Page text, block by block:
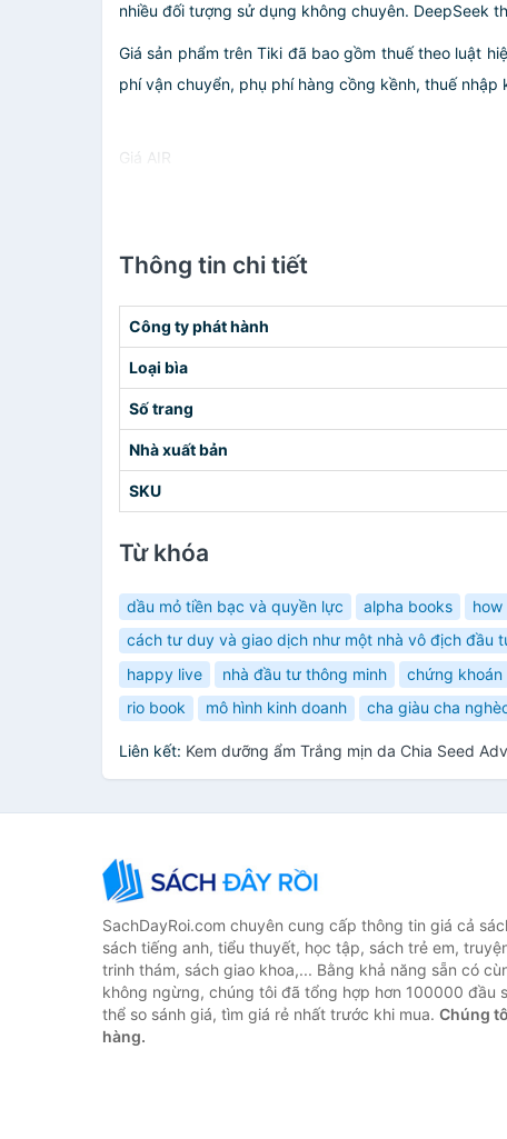
nhiều đối tượng sử dụng không chuyên. DeepSeek
Giá sản phẩm trên Tiki đã bao gồm thuế theo luật
phí vận chuyển, phụ phí hàng cồng kềnh, thuế
Giá AIR
Thông tin chi tiết
Công ty phát hành
Loại bìa
Số trang
Nhà xuất bản
SKU
Từ khóa
dầu mỏ tiền bạc và quyền lực alpha books how
cách tư duy và giao dịch như một nhà vô địch đầu
happy live
nhà đầu tư thông minh chứng khoán
rio book
mô hình kinh doanh cha giàu cha
Liên kết: Kem dưỡng ẩm Trắng mịn da Chia Seed
SachDayRoi.com chuyên cung cấp thông tin giá cả
sách tiếng anh, tiểu thuyết, học tập, sách trẻ em,
trinh thám, sách giao khoa,... Bằng khả năng sẵn có
không ngừng, chúng tôi đã tổng hợp hơn 100000 đầu
thể so sánh giá, tìm giá rẻ nhất trước khi mua. Chúng
hàng.